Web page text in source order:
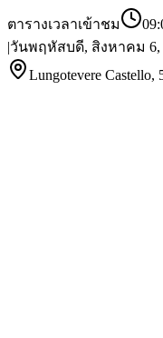
ตารางเวลาเข้าชม
|วันพฤหัสบดี, สิงหาคม 6,
Lungotevere